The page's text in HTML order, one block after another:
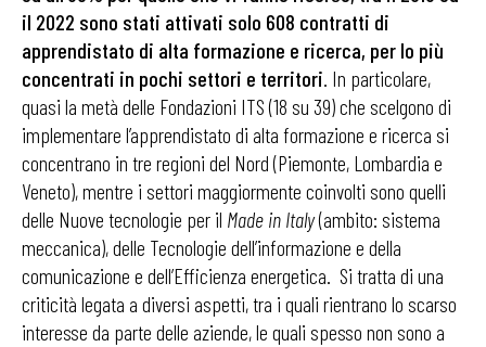
il 2022 sono stati attivati solo 608 contratti di
apprendistato di alta formazione e ricerca, per lo più
concentrati in pochi settori e territori. In particolare,
quasi la metà delle Fondazioni ITS (18 su 39) che scelgono di
implementare l’apprendistato di alta formazione e ricerca si
concentrano in tre regioni del Nord (Piemonte, Lombardia e
Veneto), mentre i settori maggiormente coinvolti sono quelli
delle Nuove tecnologie per il Made in Italy(ambito: sistema
meccanica), delle Tecnologie dell’informazione e della
comunicazione e dell’Efficienza energetica. Si tratta di una
criticità legata a diversi aspetti, tra i quali rientrano lo scarso
interesse da parte delle aziende, le quali spesso non sono a